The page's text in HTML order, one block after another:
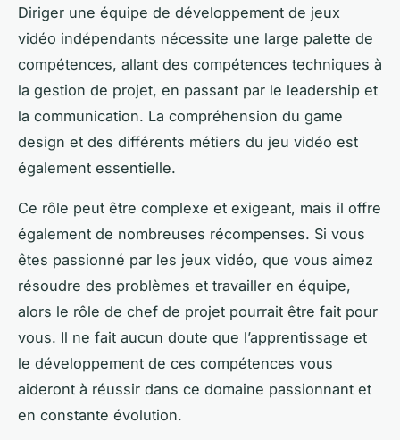
Diriger une équipe de développement de jeux
vidéo indépendants nécessite une large palette de
compétences, allant des compétences techniques à
la gestion de projet, en passant par le leadership et
la communication. La compréhension du game
design et des différents métiers du jeu vidéo est
également essentielle.
Ce rôle peut être complexe et exigeant, mais il offre
également de nombreuses récompenses. Si vous
êtes passionné par les jeux vidéo, que vous aimez
résoudre des problèmes et travailler en équipe,
alors le rôle de chef de projet pourrait être fait pour
vous. Il ne fait aucun doute que l’apprentissage et
le développement de ces compétences vous
aideront à réussir dans ce domaine passionnant et
en constante évolution.